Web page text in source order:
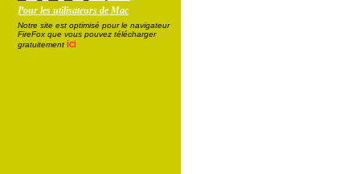
Pour les utilisateurs de Mac
Notre site est optimisé pour le navigateur
FireFox que vous pouvez télécharger
gratuitement ici